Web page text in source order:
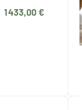
1 433,00 €